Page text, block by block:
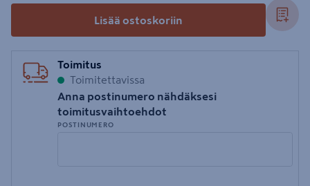
Lisää ostoskoriin
Toimitus
Toimitettavissa
Anna postinumero nähdäksesi
toimitusvaihtoehdot
POSTINUMERO